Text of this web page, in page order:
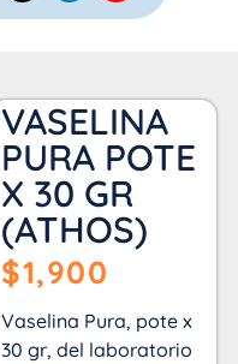
VASELINA
PURA POTE
X 30 GR
(ATHOS)
$1,900
Vaselina Pura, pote x
30 gr, del laboratorio